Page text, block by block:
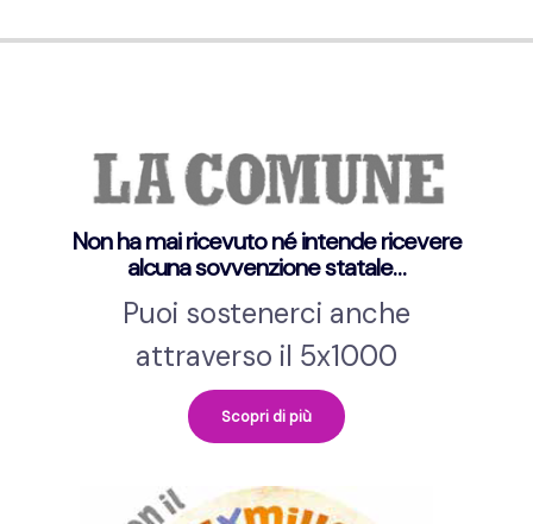
Non ha mai ricevuto né intende ricevere
alcuna sovvenzione statale…
Puoi sostenerci anche
attraverso il 5x1000
Scopri di più